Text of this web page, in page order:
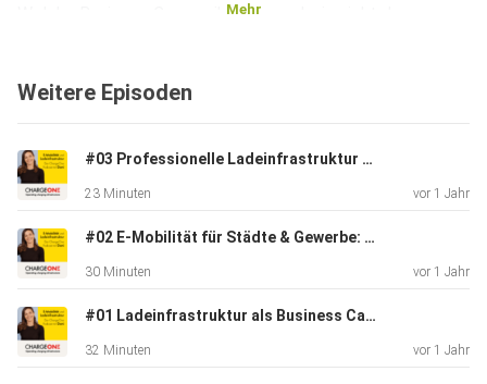
Welche Business-Cases gibt es – und wie sieht der
Kulissen der Branche und eine emotional-elektrische
Jetzt reinhören – und mit Insiderwissen aufladen!
Mehr
Weitere Episoden
#03 Professionelle Ladeinfrastruktur für Hotellerie und Gästeservice
23 Minuten vor 1 Jahr
#02 E-Mobilität für Städte & Gewerbe: Was die Ladeinfrastruktur von morgen braucht
30 Minuten vor 1 Jahr
#01 Ladeinfrastruktur als Business Case: Warum sich E-Mobilität für Unternehmen lohnt
32 Minuten vor 1 Jahr